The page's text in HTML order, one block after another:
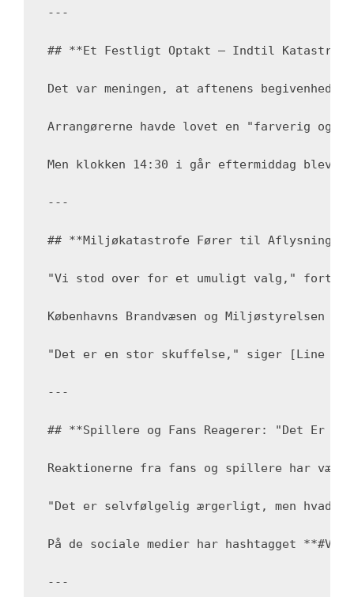
---
## **Et Festligt Optakt – Indtil
Det var meningen, at aftenens
Arrangørerne havde lovet en "farverig og
Men klokken 14:30 i går eftermiddag blev
---
## **Miljøkatastrofe Fører til Aflysning**
"Vi stod over for et umuligt valg," fortæller
Københavns Brandvæsen og
"Det er en stor skuffelse," siger [Line
---
## **Spillere og Fans Reagerer: "Det Er
Reaktionerne fra fans og spillere har
"Det er selvfølgelig ærgerligt, men hvad
På de sociale medier har hashtagget
---